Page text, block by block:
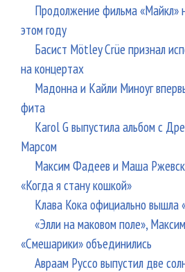
Продолжение фильма «Майкл»
этом году
Басист Mötley Crüe признал
на концертах
Мадонна и Кайли Миноуг
фита
Karol G выпустила альбом с
Марсом
Максим Фадеев и Маша
«Когда я стану кошкой»
Клава Кока официально вышла
«Элли на маковом поле»,
«Смешарики» объединились
Авраам Руссо выпустил две